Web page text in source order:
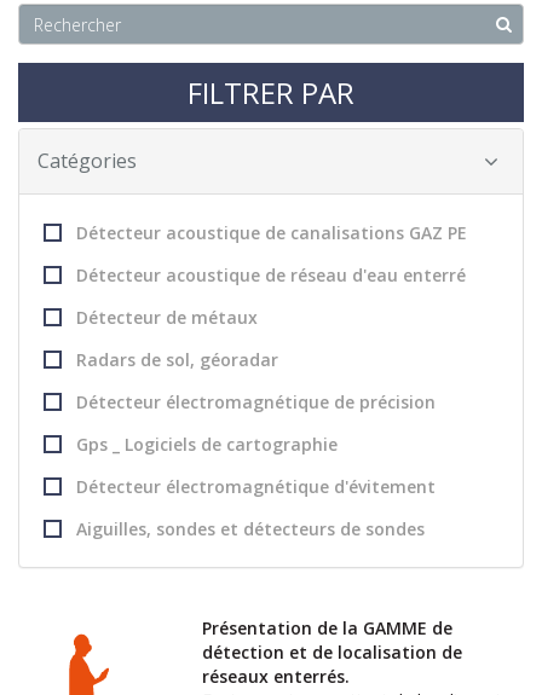
FILTRER PAR
Catégories
Détecteur acoustique de canalisations GAZ PE
Détecteur acoustique de réseau d'eau enterré
Détecteur de métaux
Radars de sol, géoradar
Détecteur électromagnétique de précision
Gps _ Logiciels de cartographie
Détecteur électromagnétique d'évitement
Aiguilles, sondes et détecteurs de sondes
Présentation de la GAMME de
détection et de localisation de
réseaux enterrés.